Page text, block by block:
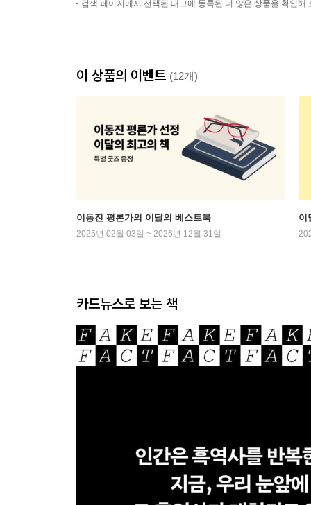
검색 페이지에서 선택된 태그에 등록된 더 많은 상품을 확인해
이 상품의 이벤트 (12개)
이동진 평론가의 이달의 베스트북
2025년 02월 03일 ~ 2026년 12월 31일
이
카드뉴스로 보는 책